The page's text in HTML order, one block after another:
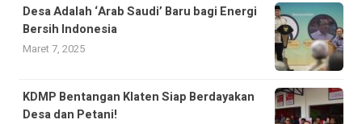
Desa Adalah ‘Arab Saudi’ Baru bagi Energi
Bersih Indonesia
Maret 7, 2025
KDMP Bentangan Klaten Siap Berdayakan
Desa dan Petani!